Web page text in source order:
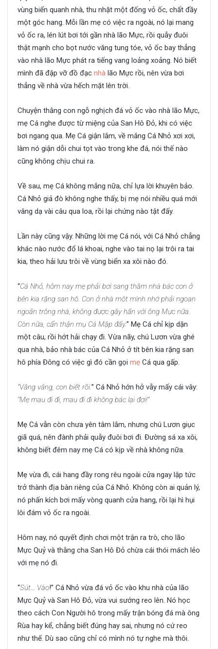
vùng biển quanh nhà, thu nhặt một đống vỏ ốc, chất đầy
một góc hang. Mỗi lần mẹ có việc ra ngoài, nó lại mang
vỏ ốc ra, lén lút bơi tới gần nhà lão Mực, rồi quẫy đuôi
thật mạnh cho bọt nước văng tung tóe, vỏ ốc bay thẳng
vào nhà lão Mực phát ra tiếng vang loảng xoảng. Nó biết
mình đã đập vỡ đồ đạc nhà lão Mực rồi, nên vừa bơi
thẳng về nhà vừa hếch mặt lên trời.
Chuyện thằng con ngỗ nghịch đá vỏ ốc vào nhà lão Mực,
mẹ Cá nghe được từ miệng của San Hô Đỏ, khi có việc
bơi ngang qua. Mẹ Cá giận lắm, về mắng Cá Nhỏ xơi xơi,
làm nó giận dỗi chui tọt vào trong khe đá, nói thế nào
cũng không chịu chui ra.
Về sau, mẹ Cá không mắng nữa, chỉ lựa lời khuyên bảo.
Cá Nhỏ giả đò không nghe thấy, bị mẹ nói nhiều quá mới
vâng dạ vài câu qua loa, rồi lại chứng nào tật đấy.
Lần này cũng vậy. Những lời mẹ Cá nói, với Cá Nhỏ chẳng
khác nào nước đổ lá khoai, nghe vào tai nọ lại trôi ra tai
kia, theo hải lưu trôi về vùng biển xa xôi nào đó.
“Cá Nhỏ, hôm nay mẹ phải bơi sang thăm nhà bác con ở
bên kia rặng san hô. Con ở nhà một mình nhớ phải ngoan
ngoãn trông nhà, không được gây hấn với ông Mực nữa.
Còn nữa, cẩn thận mụ Cá Mập đấy.” Mẹ Cá chỉ kịp dặn
một câu, rồi hớt hải chạy đi. Vừa nãy, chú Lươn vừa ghé
qua nhà, bảo nhà bác của Cá Nhỏ ở tít bên kia rặng san
hô phía Đông có việc gì đó cần gọi mẹ Cá qua gấp.
“Vâng vâng, con biết rồi.” Cá Nhỏ hớn hở vẫy mấy cái vây:
“Mẹ mau đi đi, mau đi đi không bác lại đợi!”
Mẹ Cá vẫn còn chưa yên tâm lắm, nhưng chú Lươn giục
giã quá, nên đành phải quẫy đuôi bơi đi. Đường sá xa xôi,
không biết đêm nay mẹ Cá có kịp về nhà không nữa.
Mẹ vừa đi, cái hang đầy rong rêu ngoài cửa ngay lập tức
trở thành địa bàn riêng của Cá Nhỏ. Không còn ai quản lý,
nó phấn kích bơi mấy vòng quanh cửa hang, rồi lại hì hụi
lôi đám vỏ ốc ra ngoài.
Hôm nay, nó quyết định chơi một trận ra trò, cho lão
Mực Quỷ và thằng cha San Hô Đỏ chừa cái thói mách lẻo
với mẹ nó đi.
“Sút… Vào!” Cá Nhỏ vừa đá vỏ ốc vào khu nhà của lão
Mực Quỷ và San Hô Đỏ, vừa vui sướng reo lên. Nó học
theo cách Con Người hô trong mấy trận bóng đá mà ông
Rùa hay kể, chẳng biết đúng hay sai, nhưng nó cứ reo
như thế. Dù sao cũng chỉ có mình nó tự nghe mà thôi.